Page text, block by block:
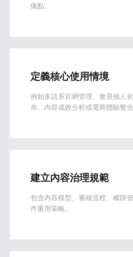
痛點。
定義核心使用情境
例如多語系官網管理、會員個人
布、內容成效分析或電商體驗整合
建立內容治理規範
包含內容模型、審核流程、權限
件重用策略。